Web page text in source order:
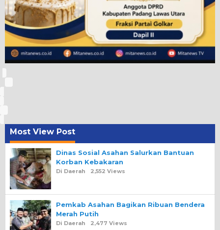
Most View Post
Dinas Sosial Asahan Salurkan Bantuan
Korban Kebakaran
Di Daerah 2,552 Views
Pemkab Asahan Bagikan Ribuan Bendera
Merah Putih
Di Daerah 2,477 Views